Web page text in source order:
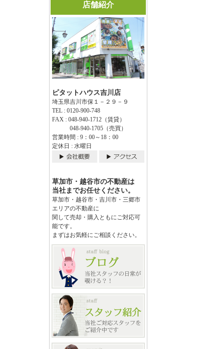
店舗紹介
ピタットハウス吉川店
埼玉県吉川市保１－２９－９
TEL : 0120-900-748
FAX : 048-940-1712（賃貸）
048-940-1705（売買）
営業時間 : 9：00～18：00
定休日 : 水曜日
草加市・越谷市の不動産は
当社までお任せください。
草加市・越谷市・吉川市・三郷市
エリアの不動産に
関して売却・購入ともにご対応可
能です。
まずはお気軽にご相談ください。